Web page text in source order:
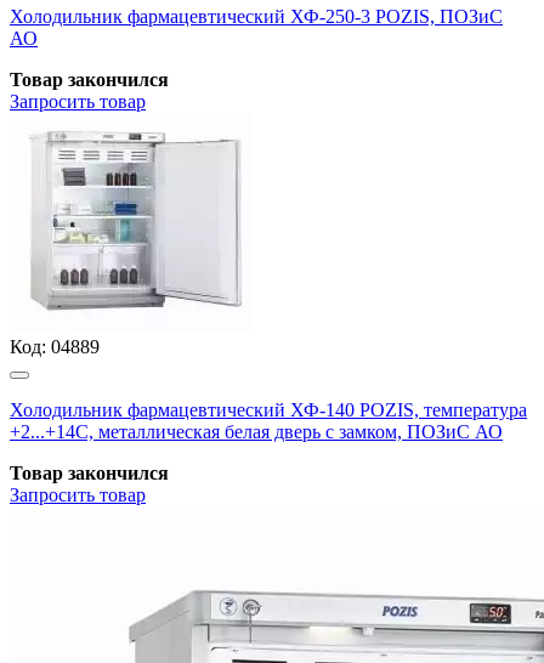
Холодильник фармацевтический ХФ-250-3 POZIS, ПОЗиС
АО
Товар закончился
Запросить товар
Код: 04889
Холодильник фармацевтический ХФ-140 POZIS, температура
+2...+14С, металлическая белая дверь с замком, ПОЗиС АО
Товар закончился
Запросить товар